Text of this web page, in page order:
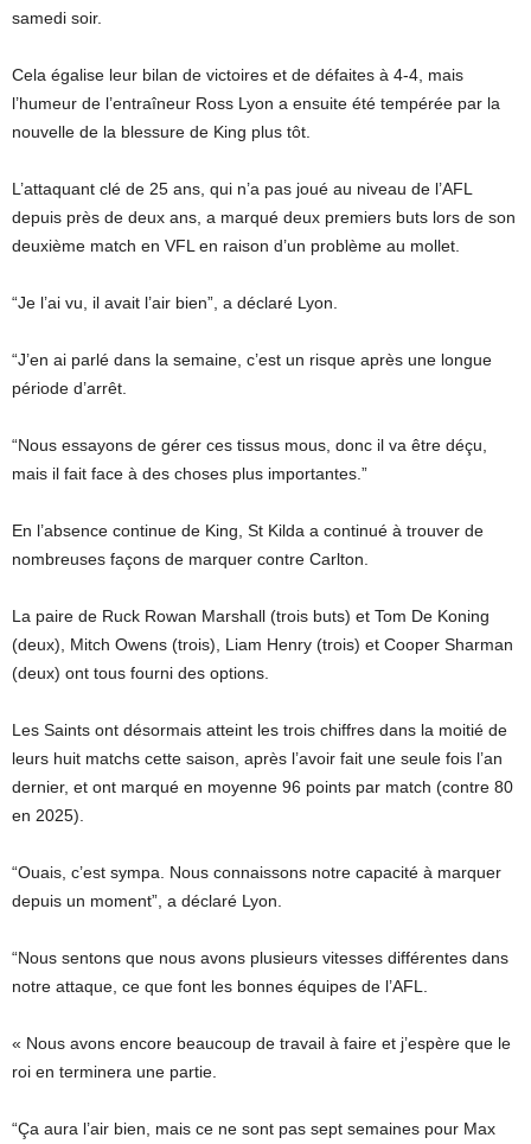
samedi soir.
Cela égalise leur bilan de victoires et de défaites à 4-4, mais
l’humeur de l’entraîneur Ross Lyon a ensuite été tempérée par la
nouvelle de la blessure de King plus tôt.
L’attaquant clé de 25 ans, qui n’a pas joué au niveau de l’AFL
depuis près de deux ans, a marqué deux premiers buts lors de son
deuxième match en VFL en raison d’un problème au mollet.
“Je l’ai vu, il avait l’air bien”, a déclaré Lyon.
“J’en ai parlé dans la semaine, c’est un risque après une longue
période d’arrêt.
“Nous essayons de gérer ces tissus mous, donc il va être déçu,
mais il fait face à des choses plus importantes.”
En l’absence continue de King, St Kilda a continué à trouver de
nombreuses façons de marquer contre Carlton.
La paire de Ruck Rowan Marshall (trois buts) et Tom De Koning
(deux), Mitch Owens (trois), Liam Henry (trois) et Cooper Sharman
(deux) ont tous fourni des options.
Les Saints ont désormais atteint les trois chiffres dans la moitié de
leurs huit matchs cette saison, après l’avoir fait une seule fois l’an
dernier, et ont marqué en moyenne 96 points par match (contre 80
en 2025).
“Ouais, c’est sympa. Nous connaissons notre capacité à marquer
depuis un moment”, a déclaré Lyon.
“Nous sentons que nous avons plusieurs vitesses différentes dans
notre attaque, ce que font les bonnes équipes de l’AFL.
« Nous avons encore beaucoup de travail à faire et j’espère que le
roi en terminera une partie.
“Ça aura l’air bien, mais ce ne sont pas sept semaines pour Max